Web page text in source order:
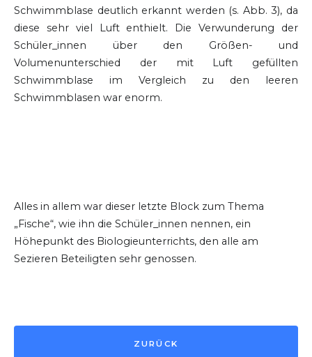
Schwimmblase deutlich erkannt werden (s. Abb. 3), da
diese sehr viel Luft enthielt. Die Verwunderung der
Schüler_innen über den Größen- und
Volumenunterschied der mit Luft gefüllten
Schwimmblase im Vergleich zu den leeren
Schwimmblasen war enorm.
Alles in allem war dieser letzte Block zum Thema
„Fische“, wie ihn die Schüler_innen nennen, ein
Höhepunkt des Biologieunterrichts, den alle am
Sezieren Beteiligten sehr genossen.
ZURÜCK